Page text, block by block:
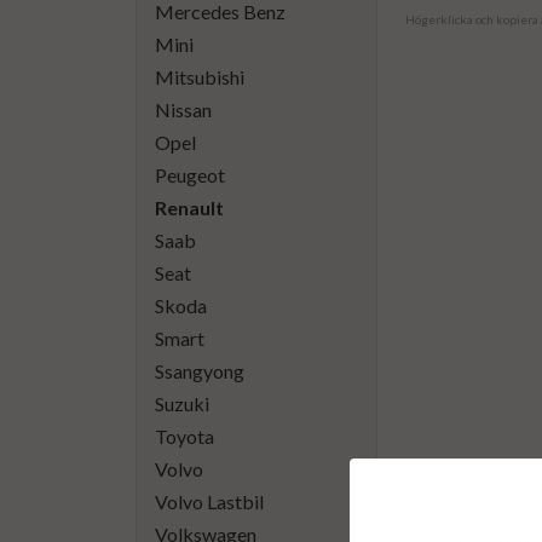
Mercedes Benz
Mini
Mitsubishi
Nissan
Opel
Peugeot
Renault
Saab
Seat
Skoda
Smart
Ssangyong
Suzuki
Toyota
Volvo
Volvo Lastbil
Volkswagen
Högerklicka och kopiera